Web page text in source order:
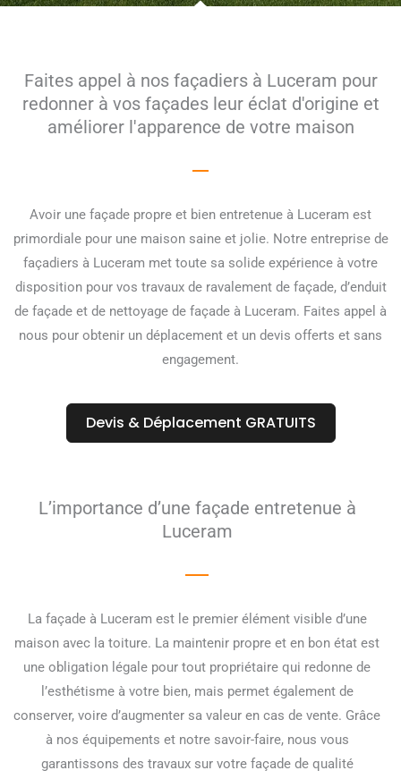
Faites appel à nos façadiers à Luceram pour
redonner à vos façades leur éclat d'origine et
améliorer l'apparence de votre maison
Avoir une façade propre et bien entretenue à Luceram est
primordiale pour une maison saine et jolie. Notre entreprise de
façadiers à Luceram met toute sa solide expérience à votre
disposition pour vos travaux de ravalement de façade, d’enduit
de façade et de nettoyage de façade à Luceram. Faites appel à
nous pour obtenir un déplacement et un devis offerts et sans
engagement.
Devis & Déplacement GRATUITS
L’importance d’une façade entretenue à
Luceram
La façade à Luceram est le premier élément visible d’une
maison avec la toiture. La maintenir propre et en bon état est
une obligation légale pour tout propriétaire qui redonne de
l’esthétisme à votre bien, mais permet également de
conserver, voire d’augmenter sa valeur en cas de vente. Grâce
à nos équipements et notre savoir-faire, nous vous
garantissons des travaux sur votre façade de qualité